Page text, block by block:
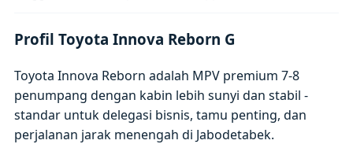
Profil Toyota Innova Reborn G
Toyota Innova Reborn adalah MPV premium 7-8
penumpang dengan kabin lebih sunyi dan stabil -
standar untuk delegasi bisnis, tamu penting, dan
perjalanan jarak menengah di Jabodetabek.